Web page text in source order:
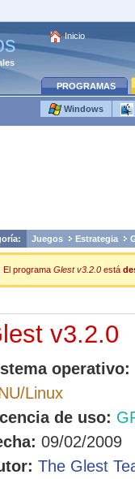
Inicio
PROGRAMAS
Windows
Juegos Estrategia
El programa Glest v3.2.0 está
v3.2.0
operativo:
Linux
de uso:
09/02/2009
The Glest